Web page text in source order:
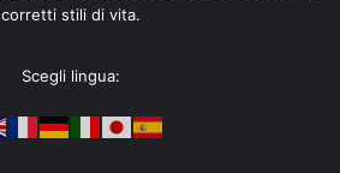
corretti stili di vita.
Scegli lingua: